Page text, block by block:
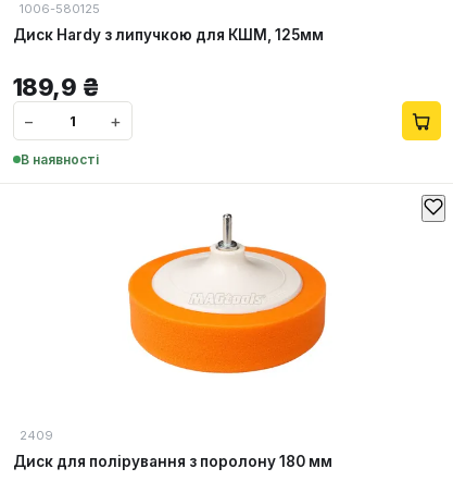
1006-580125
Диск Hardy з липучкою для КШМ, 125мм
189,9 ₴
− +
В наявності
2409
Диск для полірування з поролону 180 мм